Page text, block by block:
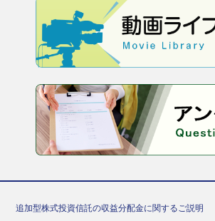
追加型株式投資信託の収益分配金に関するご説明